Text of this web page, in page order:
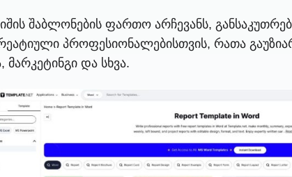
შაბლონების ფართო არჩევანს,
პროფესიონალებისთვის, რათა
და სხვა.